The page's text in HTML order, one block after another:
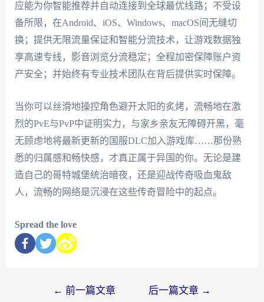
应能为你智能推荐并自动连接到全球最优线路；不受设
备所限，在Android、iOS、Windows、macOS间无缝切
换；提供无限流量保证和智能分流技术，让游戏数据独
享高速专线，影音浏览分流稳定；全程加密保障账户资
产安全；并始终有专业技术团队在背后提供实时保障。
当你可以丝滑地操控角色避开太阳的炙烤，流畅地在激
烈的PvE与PvP中证明实力，与家乡亲友无障碍开黑，毫
无顾虑地将最新更新的国服DLC加入游戏库……那份熟
悉的归属感和畅快感，才真正属于异国的你。无论是建
造自己的哥特城堡统治暗夜，还是迎战传奇吸血鬼敌
人，流畅的网络是沉浸在这些传奇冒险中的起点。
Spread the love
← 前一篇文章 后一篇文章 →